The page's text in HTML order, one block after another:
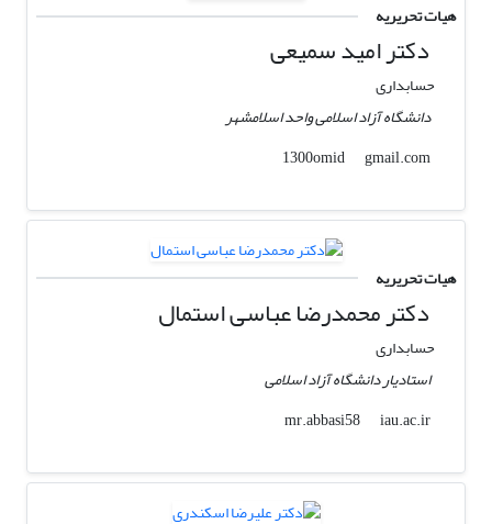
هیات تحریریه
دکتر امید سمیعی
حسابداری
دانشگاه آزاد اسلامی واحد اسلامشهر
1300omid
gmail.com
هیات تحریریه
دکتر محمدرضا عباسی استمال
حسابداری
استادیار دانشگاه آزاد اسلامی
mr.abbasi58
iau.ac.ir